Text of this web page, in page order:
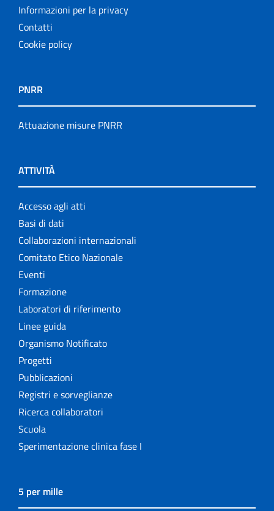
Informazioni per la privacy
Contatti
Cookie policy
PNRR
Attuazione misure PNRR
ATTIVITÀ
Accesso agli atti
Basi di dati
Collaborazioni internazionali
Comitato Etico Nazionale
Eventi
Formazione
Laboratori di riferimento
Linee guida
Organismo Notificato
Progetti
Pubblicazioni
Registri e sorveglianze
Ricerca collaboratori
Scuola
Sperimentazione clinica fase I
5 per mille